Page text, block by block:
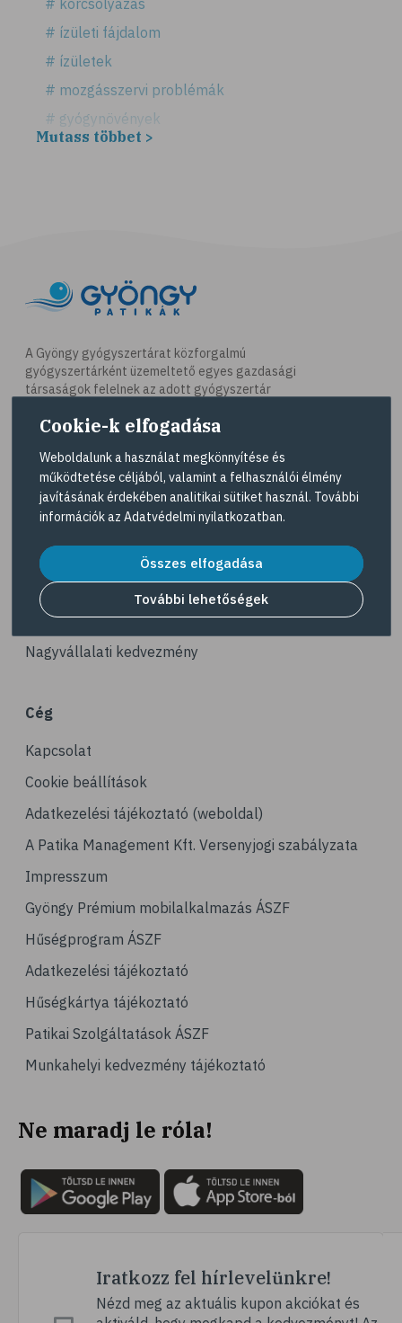
# korcsolyázás
# ízületi fájdalom
# ízületek
# mozgásszervi problémák
# gyógynövények
# hátfájás
# kardioedzés
# jóga
# nordic walking
# futás
# kocogás
# túrázás
# kerékpározás
# stresszcsökkentés
# gyaloglás
# ízületi gyulladás
# tai chi
# tornagyakorlatok
# edzés
# fizikai aktivitás
# gyorsgyaloglás
# relaxáció
# sportolás
# sípálya
# sífutás
# curling
# Egészség
# immunrendszer
# izomerősítés
# utazás
# nyaralás
# szúnyog
# szúnyogcsípés
Mutass többet >
A Gyöngy gyógyszertárat közforgalmú
gyógyszertárként üzemeltető egyes gazdasági
társaságok felelnek az adott gyógyszertár
elérhetőségeit a Gyógyszertár kereső
Navigáció
Akciós termékek
Dermokozmetikumok
Gyöngy Patika Magazin
Patika kereső
Nagyvállalati kedvezmény
Cég
Kapcsolat
Cookie beállítások
Adatkezelési tájékoztató (weboldal)
A Patika Management Kft. Versenyjogi szabályzata
Impresszum
Gyöngy Prémium mobilalkalmazás ÁSZF
Hűségprogram ÁSZF
Adatkezelési tájékoztató
Hűségkártya tájékoztató
Patikai Szolgáltatások ÁSZF
Munkahelyi kedvezmény tájékoztató
Ne maradj le róla!
Iratkozz fel hírlevelünkre!
Nézd meg az aktuális kupon akciókat és
Cookie-k elfogadása
Weboldalunk a használat megkönnyítése és
működtetése céljából, valamint a felhasználói élmény
javításának érdekében analitikai sütiket használ. További
információk az Adatvédelmi nyilatkozatban.
Összes elfogadása
További lehetőségek